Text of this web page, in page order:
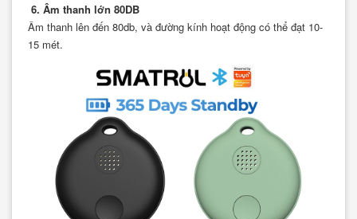
6. Âm thanh lớn 80DB
Âm thanh lên đến 80db, và đường kính hoạt động có thể đạt 10-
15 mét.